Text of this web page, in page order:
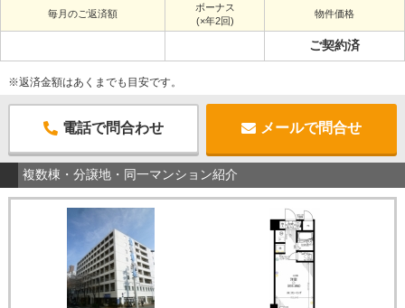
毎月のご返済額
ボーナス
(×年2回)
物件価格
ご契約済
※返済金額はあくまでも目安です。
電話で問合わせ メールで問合せ
複数棟・分譲地・同一マンション紹介